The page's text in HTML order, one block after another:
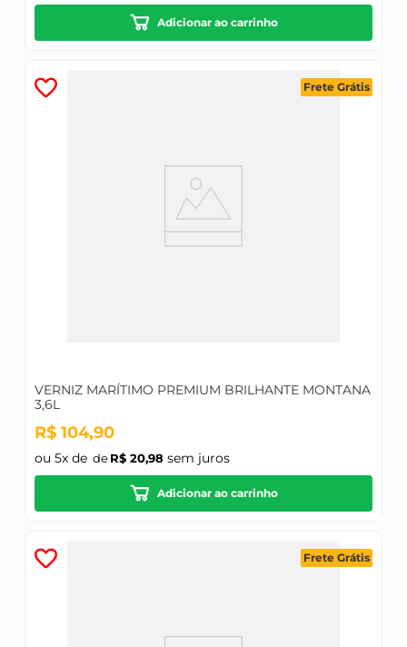
Adicionar ao carrinho
Frete Grátis
VERNIZ MARÍTIMO PREMIUM BRILHANTE MONTANA
3,6L
R$ 104,90
ou 5x de R$ 20,98 sem juros
Adicionar ao carrinho
Frete Grátis